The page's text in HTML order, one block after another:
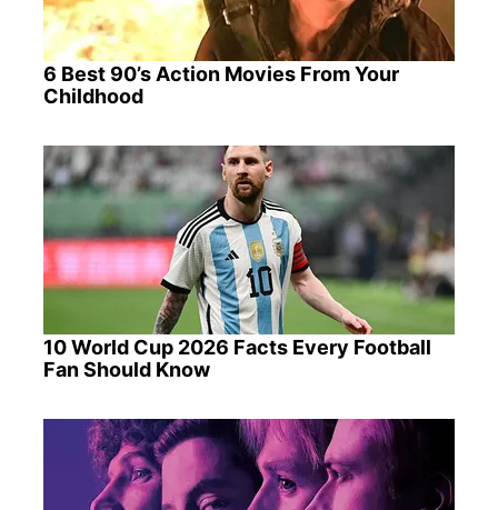
6 Best 90’s Action Movies From Your
Childhood
10 World Cup 2026 Facts Every Football
Fan Should Know